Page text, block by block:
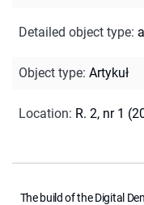
Detailed object type:
Object type: Artykuł
Location: R. 2, nr 1
The build of the Digital